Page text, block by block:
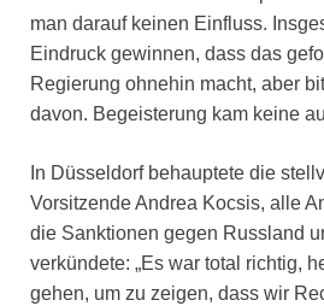
man darauf keinen Einfluss.
Eindruck gewinnen, dass das
Regierung ohnehin macht, aber
davon. Begeisterung kam keine
In Düsseldorf behauptete die
Vorsitzende Andrea Kocsis, alle
die Sanktionen gegen Russland
verkündete: „Es war total richtig,
gehen, um zu zeigen, dass wir